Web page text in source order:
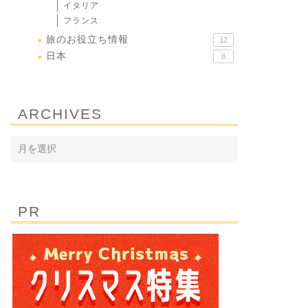
イタリア
フランス
旅のお役立ち情報 12
日本 8
ARCHIVES
PR